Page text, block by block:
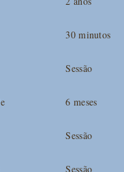
30 minutos
Sessão
6 meses
Sessão
Sessão